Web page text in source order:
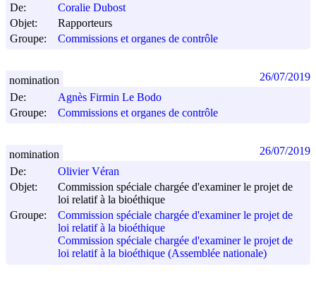
De:
Coralie Dubost
Objet:
Rapporteurs
Groupe:
Commissions et organes de contrôle
De:
Agnès Firmin Le Bodo
Groupe:
Commissions et organes de contrôle
nomination 26/07/2019
De:
Olivier Véran
Objet:
Commission spéciale chargée d'examiner le projet de
loi relatif à la bioéthique
Groupe:
Commission spéciale chargée d'examiner le projet de
loi relatif à la bioéthique
Commission spéciale chargée d'examiner le projet de
loi relatif à la bioéthique (Assemblée nationale)
nomination 26/07/2019